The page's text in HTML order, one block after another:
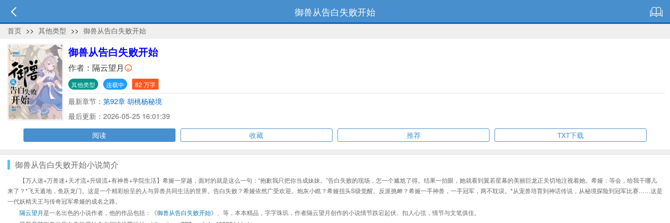
御兽从告白失败开始
首页 >> 其他类型 >> 御兽从告白失败开始
御兽从告白失败开始
作者： 隔云望月
其他类型 连载中 82 万字
最新章节： 第92章 胡桃杨秘境
最后更新：2026-05-25 16:01:39
阅读
收藏 推荐 TXT下载
御兽从告白失败开始小说简介
【万人迷+万兽迷+天才流+升级流+有神兽+学院生活】希娅一穿越，面对的就是这么一句：“抱歉我只把你当成妹妹。”告白失败的现场，怎一个尴尬了得。结果一抬眼，她就看到翼若星幕的美丽巨龙正关切地注视着她。希娅：等会，给我干哪儿
来了？*飞天遁地，鱼跃龙门。这是一个精彩纷呈的人与异兽共同生活的世界。告白失败？希娅依然广受欢迎。炮灰小瞧？希娅扭头S级觉醒。反派挑衅？希娅一手神兽，一手冠军，两不耽误。*从宠兽培育到神话传说，从秘境探险到冠军比赛……这是
一代妖精天王与传奇冠军希娅的成名之路。
隔云望月是一名出色的小说作者，他的作品包括：《御兽从告白失败开始》、等，本本精品，字字珠玑，作者隔云望月创作的小说情节跌宕起伏、扣人心弦，情节与文笔俱佳。